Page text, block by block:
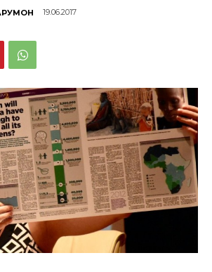
19.06.2017